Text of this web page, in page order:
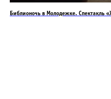
Библионочь в Молодежке. Спектакль